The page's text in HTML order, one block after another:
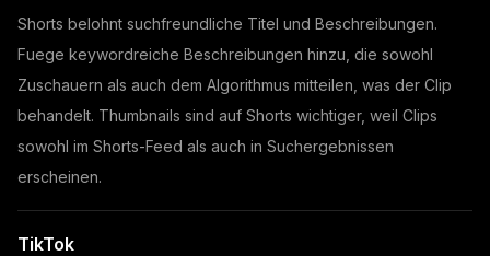
Shorts belohnt suchfreundliche Titel und Beschreibungen.
Fuege keywordreiche Beschreibungen hinzu, die sowohl
Zuschauern als auch dem Algorithmus mitteilen, was der Clip
behandelt. Thumbnails sind auf Shorts wichtiger, weil Clips
sowohl im Shorts-Feed als auch in Suchergebnissen
erscheinen.
TikTok